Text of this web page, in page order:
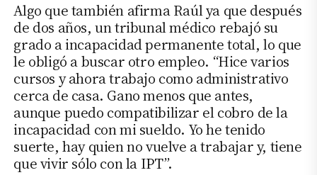
Algo que también afirma Raúl ya que después
de dos años, un tribunal médico rebajó su
grado a incapacidad permanente total, lo que
le obligó a buscar otro empleo. “Hice varios
cursos y ahora trabajo como administrativo
cerca de casa. Gano menos que antes,
aunque puedo compatibilizar el cobro de la
incapacidad con mi sueldo. Yo he tenido
suerte, hay quien no vuelve a trabajar y, tiene
que vivir sólo con la IPT”.